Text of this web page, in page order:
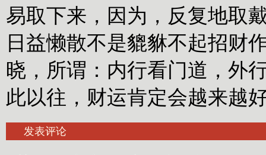
易取下来，因为，反复地取
日益懒散不是貔貅不起招财
晓，所谓：内行看门道，外
此以往，财运肯定会越来越
发表评论